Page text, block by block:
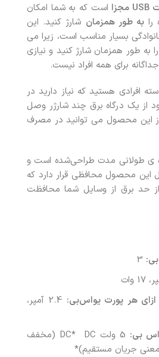
است که به شما امکان
به طور همزمان شارژ کنید. این
بسیار مناسب است، زیرا می
به طور همزمان شارژ کنید و نیازی
برای همه افراد نیست.
افرادی هستید که نیاز دارید در
از یک درگاه برق چند شارژر وصل
از این محصول می توانید در مصرف
ی طولانی مدت طراحی‌شده است و
این محصول محافظی قرار دارد که
حد برق از وسایل شما محافظت
هر پورت یو‌اس‌بی:
2.4 آمپر،
اس بی:
5 ولت DC* DC (مخفف